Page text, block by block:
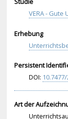
VERA - Gute
Erhebung
Persistent
DOI: 10.7477/
Art der